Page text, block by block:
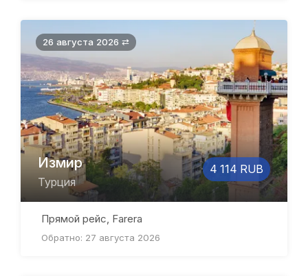
26 августа 2026 ⇄
Измир
Турция
4 114 RUB
Прямой рейс, Farera
Обратно: 27 августа 2026